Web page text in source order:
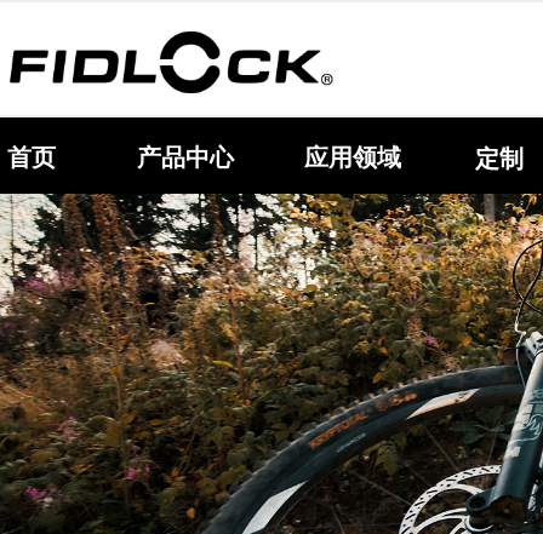
首页 产品中心 定制
应用领域